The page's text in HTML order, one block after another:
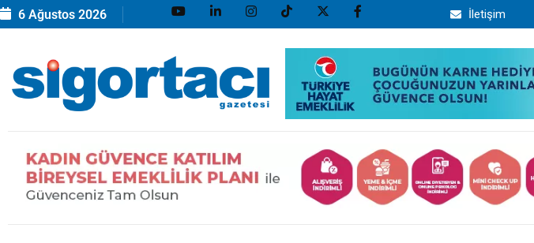
6 Ağustos 2026 İletişim